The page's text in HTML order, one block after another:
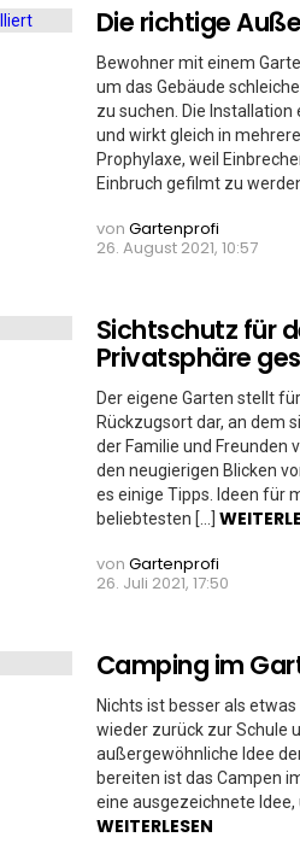
Die richtige
Bewohner mit einem
um das Gebäude
zu suchen. Die
und wirkt gleich in
Prophylaxe, weil
Einbruch gefilmt zu
von Gartenprofi
26. August 2021, 10:57
Sichtschutz für
Privatsphäre
Der eigene Garten stellt
Rückzugsort dar, an dem
der Familie und Freunden
den neugierigen Blicken
es einige Tipps. Ideen für
beliebtesten […]
von Gartenprofi
26. Juli 2021, 17:50
Camping im
Nichts ist besser als
wieder zurück zur Schule
außergewöhnliche Idee
bereiten ist das Campen
eine ausgezeichnete
WEITERLESEN